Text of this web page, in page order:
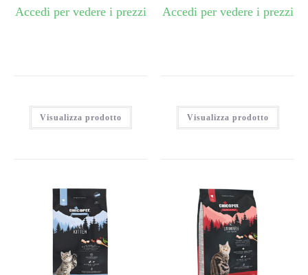
Accedi per vedere i prezzi
Visualizza prodotto
Accedi per vedere i prezzi
Visualizza prodotto